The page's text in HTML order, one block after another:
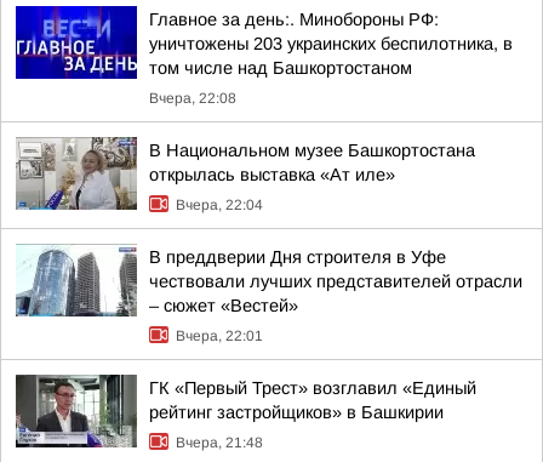
Главное за день:. Минобороны РФ:
уничтожены 203 украинских беспилотника, в
том числе над Башкортостаном
Вчера, 22:08
В Национальном музее Башкортостана
открылась выставка «Ат иле»
Вчера, 22:04
В преддверии Дня строителя в Уфе
чествовали лучших представителей отрасли
– сюжет «Вестей»
Вчера, 22:01
ГК «Первый Трест» возглавил «Единый
рейтинг застройщиков» в Башкирии
Вчера, 21:48